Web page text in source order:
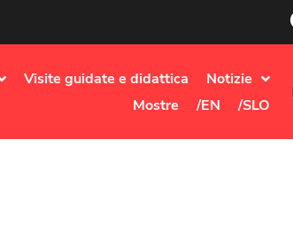
Visite guidate e didattica
Notizie
Mostre
/EN /SLO